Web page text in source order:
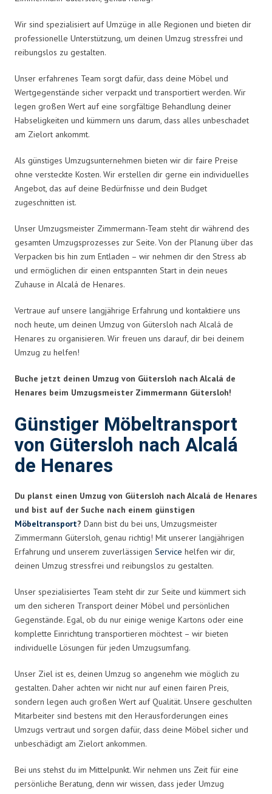
Wir sind spezialisiert auf Umzüge in alle Regionen und bieten dir
professionelle Unterstützung, um deinen Umzug stressfrei und
reibungslos zu gestalten.
Unser erfahrenes Team sorgt dafür, dass deine Möbel und
Wertgegenstände sicher verpackt und transportiert werden. Wir
legen großen Wert auf eine sorgfältige Behandlung deiner
Habseligkeiten und kümmern uns darum, dass alles unbeschadet
am Zielort ankommt.
Als günstiges Umzugsunternehmen bieten wir dir faire Preise
ohne versteckte Kosten. Wir erstellen dir gerne ein individuelles
Angebot, das auf deine Bedürfnisse und dein Budget
zugeschnitten ist.
Unser Umzugsmeister Zimmermann-Team steht dir während des
gesamten Umzugsprozesses zur Seite. Von der Planung über das
Verpacken bis hin zum Entladen – wir nehmen dir den Stress ab
und ermöglichen dir einen entspannten Start in dein neues
Zuhause in Alcalá de Henares.
Vertraue auf unsere langjährige Erfahrung und kontaktiere uns
noch heute, um deinen Umzug von Gütersloh nach Alcalá de
Henares zu organisieren. Wir freuen uns darauf, dir bei deinem
Umzug zu helfen!
Buche jetzt deinen Umzug von Gütersloh nach Alcalá de
Henares beim Umzugsmeister Zimmermann Gütersloh!
Günstiger Möbeltransport
von Gütersloh nach Alcalá
de Henares
Du planst einen Umzug von Gütersloh nach Alcalá de Henares
und bist auf der Suche nach einem günstigen
Möbeltransport? Dann bist du bei uns, Umzugsmeister
Zimmermann Gütersloh, genau richtig! Mit unserer langjährigen
Erfahrung und unserem zuverlässigen Service helfen wir dir,
deinen Umzug stressfrei und reibungslos zu gestalten.
Unser spezialisiertes Team steht dir zur Seite und kümmert sich
um den sicheren Transport deiner Möbel und persönlichen
Gegenstände. Egal, ob du nur einige wenige Kartons oder eine
komplette Einrichtung transportieren möchtest – wir bieten
individuelle Lösungen für jeden Umzugsumfang.
Unser Ziel ist es, deinen Umzug so angenehm wie möglich zu
gestalten. Daher achten wir nicht nur auf einen fairen Preis,
sondern legen auch großen Wert auf Qualität. Unsere geschulten
Mitarbeiter sind bestens mit den Herausforderungen eines
Umzugs vertraut und sorgen dafür, dass deine Möbel sicher und
unbeschädigt am Zielort ankommen.
Bei uns stehst du im Mittelpunkt. Wir nehmen uns Zeit für eine
persönliche Beratung, denn wir wissen, dass jeder Umzug